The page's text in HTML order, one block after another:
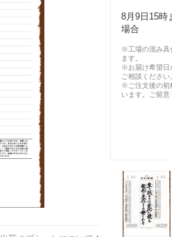
8月9日15時
場合
※工場の混み具
ます。
※お届け希望日
ご相談ください
※ご注文後の初
います。ご留意